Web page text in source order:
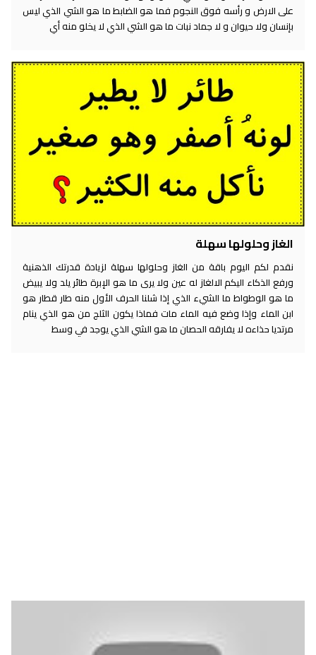
على الارض و رأسه فوق النجوم فما هو الضابط ما هو الشي الذي ليس
بإنسان ولا حيوان و لا جماد نبات ما هو الشي الذي لا يخلو منه أي
الغاز وحلولها سهلة
نقدم لكم اليوم باقة من الغاز وحلولها سهلة لزيادة قدرتك الذهنية
ورفع الذكاء اليكم الالغاز له عين ولا يرى ما هو الإبرة طائر يلد ولا يبيض
ما هو الوطواط ما الشيء الذي إذا شلنا الحرف الأول منه طار قطار هو
ابن الماء وإذا وضع فيه الماء مات فماذا يكون الثلج من هو الذي ينام
مرتديا حذاءه لا يفارقه الحصان ما هو الشي الذي يوجد في وسط